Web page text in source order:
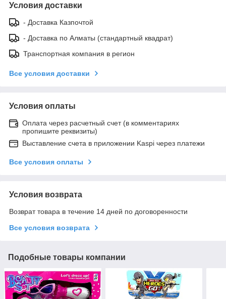
Условия доставки
- Доставка Казпочтой
- Доставка по Алматы (стандартный квадрат)
Транспортная компания в регион
Все условия доставки
Условия оплаты
Оплата через расчетный счет (в комментариях
пропишите реквизиты)
Выставление счета в приложении Kaspi через платежи
Все условия оплаты
Условия возврата
Возврат товара в течение 14 дней по договоренности
Все условия возврата
Подобные товары компании